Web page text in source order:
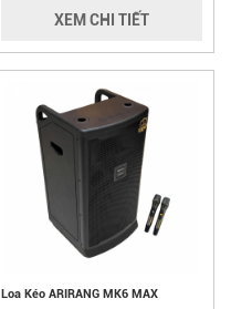
XEM CHI TIẾT
Loa Kéo ARIRANG MK6 MAX